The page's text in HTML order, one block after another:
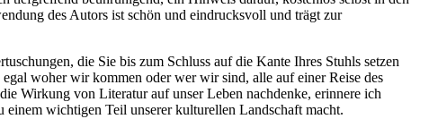
des Autors ist schön und eindrucksvoll und trägt zur
die Sie bis zum Schluss auf die Kante Ihres Stuhls setzen
woher wir kommen oder wer wir sind, alle auf einer Reise des
Wirkung von Literatur auf unser Leben nachdenke, erinnere ich
wichtigen Teil unserer kulturellen Landschaft macht.